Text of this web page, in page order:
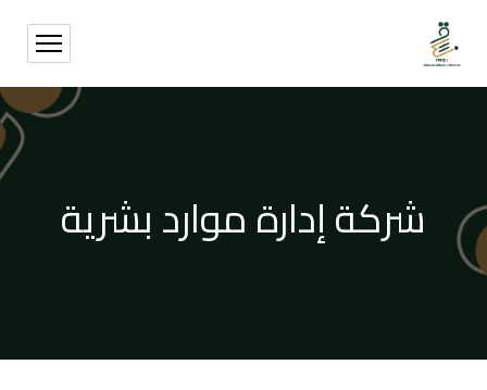
شركة إدارة موارد بشرية